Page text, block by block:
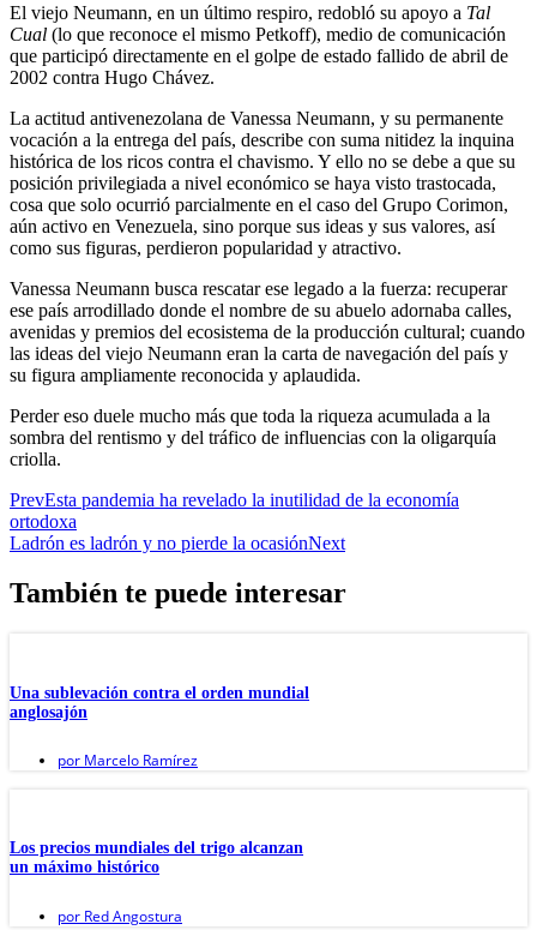
El viejo Neumann, en un último respiro, redobló su apoyo a Tal
Cual (lo que reconoce el mismo Petkoff), medio de comunicación
que participó directamente en el golpe de estado fallido de abril de
2002 contra Hugo Chávez.
La actitud antivenezolana de Vanessa Neumann, y su permanente
vocación a la entrega del país, describe con suma nitidez la inquina
histórica de los ricos contra el chavismo. Y ello no se debe a que su
posición privilegiada a nivel económico se haya visto trastocada,
cosa que solo ocurrió parcialmente en el caso del Grupo Corimon,
aún activo en Venezuela, sino porque sus ideas y sus valores, así
como sus figuras, perdieron popularidad y atractivo.
Vanessa Neumann busca rescatar ese legado a la fuerza: recuperar
ese país arrodillado donde el nombre de su abuelo adornaba calles,
avenidas y premios del ecosistema de la producción cultural; cuando
las ideas del viejo Neumann eran la carta de navegación del país y
su figura ampliamente reconocida y aplaudida.
Perder eso duele mucho más que toda la riqueza acumulada a la
sombra del rentismo y del tráfico de influencias con la oligarquía
criolla.
PrevEsta pandemia ha revelado la inutilidad de la economía
ortodoxa
Ladrón es ladrón y no pierde la ocasiónNext
También te puede interesar
Una sublevación contra el orden mundial
anglosajón
por Marcelo Ramírez
Los precios mundiales del trigo alcanzan
un máximo histórico
por Red Angostura